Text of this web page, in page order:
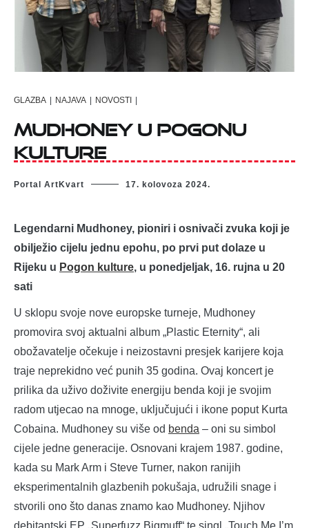
GLAZBA | NAJAVA | NOVOSTI |
MUDHONEY U POGONU
KULTURE
Portal ArtKvart 17. kolovoza 2024.
Legendarni Mudhoney, pioniri i osnivači zvuka koji je
obilježio cijelu jednu epohu, po prvi put dolaze u
Rijeku u Pogon kulture, u ponedjeljak, 16. rujna u 20
sati
U sklopu svoje nove europske turneje, Mudhoney
promovira svoj aktualni album „Plastic Eternity“, ali
obožavatelje očekuje i neizostavni presjek karijere koja
traje neprekidno već punih 35 godina. Ovaj koncert je
prilika da uživo doživite energiju benda koji je svojim
radom utjecao na mnoge, uključujući i ikone poput Kurta
Cobaina. Mudhoney su više od benda – oni su simbol
cijele jedne generacije. Osnovani krajem 1987. godine,
kada su Mark Arm i Steve Turner, nakon ranijih
eksperimentalnih glazbenih pokušaja, udružili snage i
stvorili ono što danas znamo kao Mudhoney. Njihov